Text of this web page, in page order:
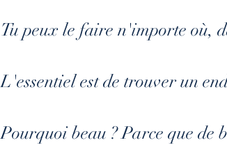
Tu peux le faire n'importe où,
L'essentiel est de trouver un
Pourquoi beau ? Parce que de